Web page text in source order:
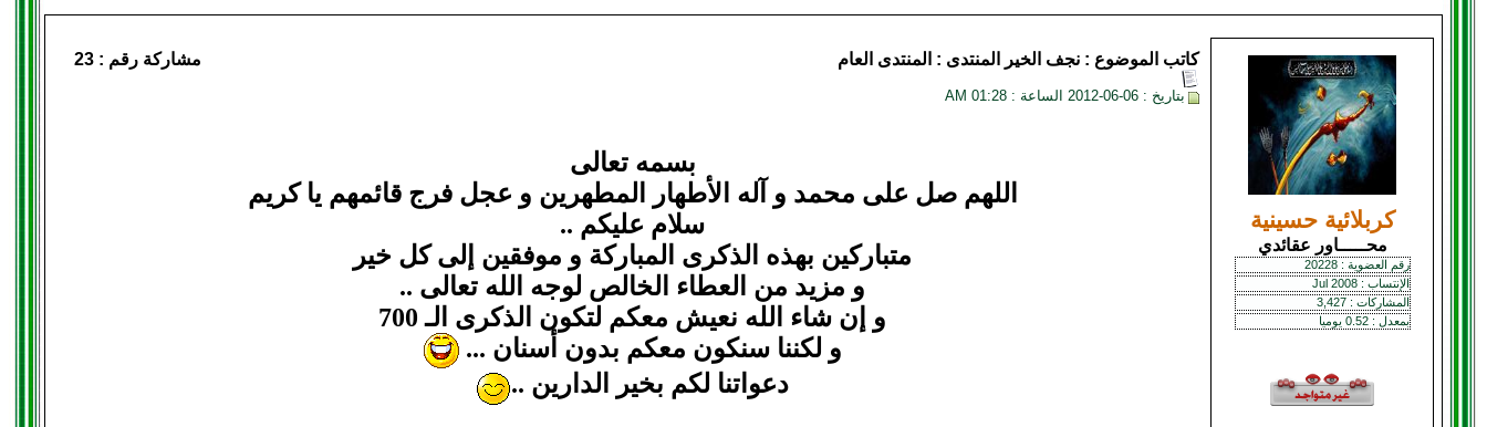
كربلائية حسينية
محـــــاور عقائدي
رقم العضوية : 20228
الإنتساب : Jul 2008
المشاركات : 3,427
بمعدل : 0.52 يوميا
مشاركة رقم : 23 كاتب الموضوع : نجف الخير المنتدى : المنتدى العام
بتاريخ : 06-06-2012 الساعة : 01:28 AM
بسمه تعالى
اللهم صل على محمد و آله الأطهار المطهرين و عجل فرج قائمهم يا كريم
سلام عليكم ..
متباركين بهذه الذكرى المباركة و موفقين إلى كل خير
و مزيد من العطاء الخالص لوجه الله تعالى ..
و إن شاء الله نعيش معكم لتكون الذكرى الـ 700
و لكننا سنكون معكم بدون أسنان ...
دعواتنا لكم بخير الدارين ..